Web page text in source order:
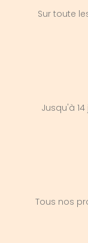
Sur toute
Jusqu'à
Tous nos